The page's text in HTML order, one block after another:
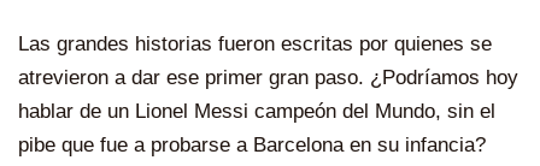
Las grandes historias fueron escritas por quienes se
atrevieron a dar ese primer gran paso. ¿Podríamos hoy
hablar de un Lionel Messi campeón del Mundo, sin el
pibe que fue a probarse a Barcelona en su infancia?